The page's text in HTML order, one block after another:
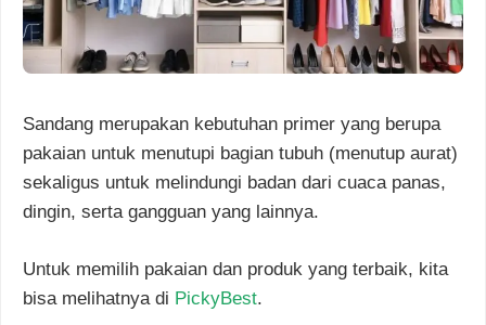
Sandang merupakan kebutuhan primer yang berupa
pakaian untuk menutupi bagian tubuh (menutup aurat)
sekaligus untuk melindungi badan dari cuaca panas,
dingin, serta gangguan yang lainnya.
Untuk memilih pakaian dan produk yang terbaik, kita
bisa melihatnya di PickyBest.